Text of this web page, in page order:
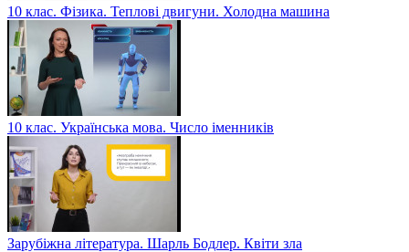
10 клас. Фізика. Теплові двигуни. Холодна машина
10 клас. Українська мова. Число іменників
Зарубіжна література. Шарль Бодлер. Квіти зла